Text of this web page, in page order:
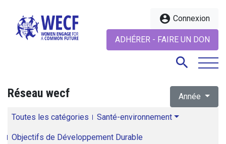
account_circle Connexion
ADHÉRER - FAIRE UN DON
search
Réseau wecf Année
Toutes les catégories Santé-environnement
Objectifs de Développement Durable